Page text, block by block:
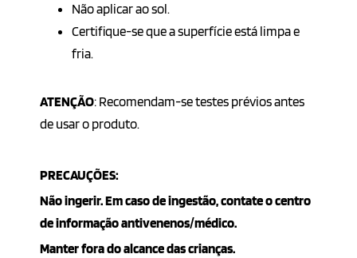
Não aplicar ao sol.
Certifique-se que a superfície está limpa e
fria.
ATENÇÃO: Recomendam-se testes prévios antes
de usar o produto.
PRECAUÇÕES:
Não ingerir. Em caso de ingestão, contate o centro
de informação antivenenos/médico.
Manter fora do alcance das crianças.